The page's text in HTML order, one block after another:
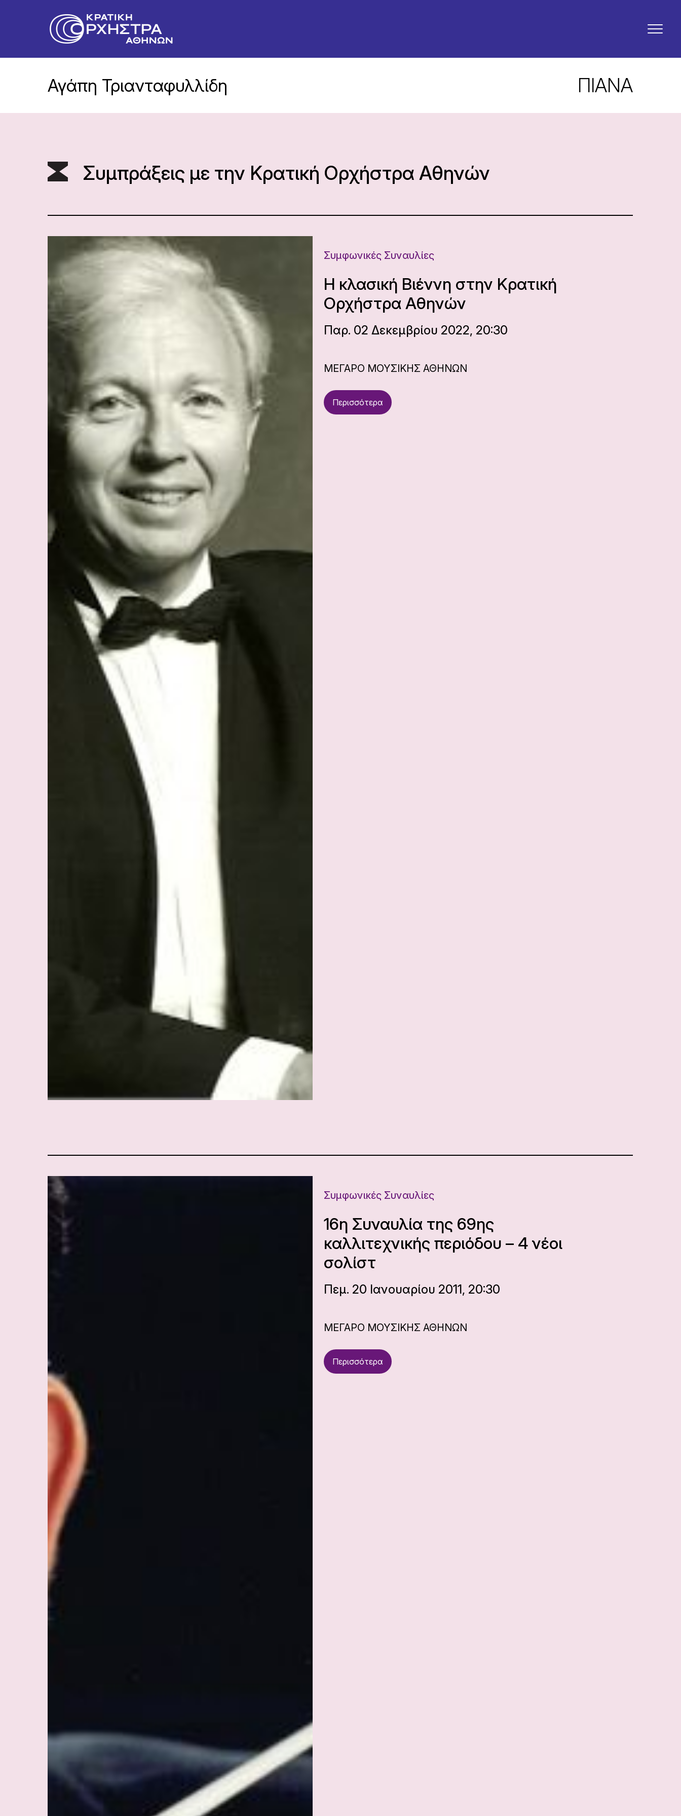
Αγάπη Τριανταφυλλίδη ΠΙΑΝΑ
Συμπράξεις με την Κρατική Ορχήστρα Αθηνών
Συμφωνικές Συναυλίες
Η κλασική Βιέννη στην Κρατική
Ορχήστρα Αθηνών
Παρ. 02 Δεκεμβρίου 2022, 20:30
ΜΕΓΑΡΟ ΜΟΥΣΙΚΗΣ ΑΘΗΝΩΝ
Περισσότερα
Συμφωνικές Συναυλίες
16η Συναυλία της 69ης
καλλιτεχνικής περιόδου – 4 νέοι
σολίστ
Πεμ. 20 Ιανουαρίου 2011, 20:30
ΜΕΓΑΡΟ ΜΟΥΣΙΚΗΣ ΑΘΗΝΩΝ
Περισσότερα